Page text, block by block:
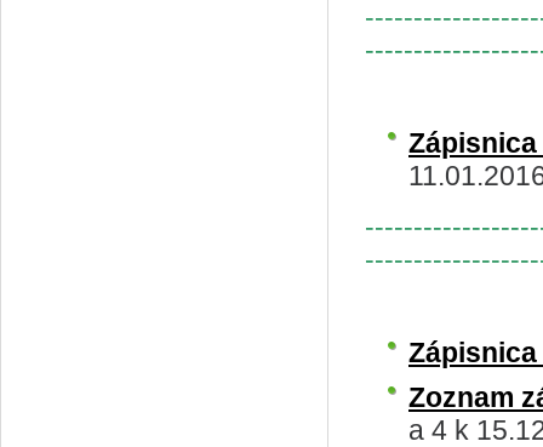
Zápisnica
Zápisnica
Zoznam
a 4 k